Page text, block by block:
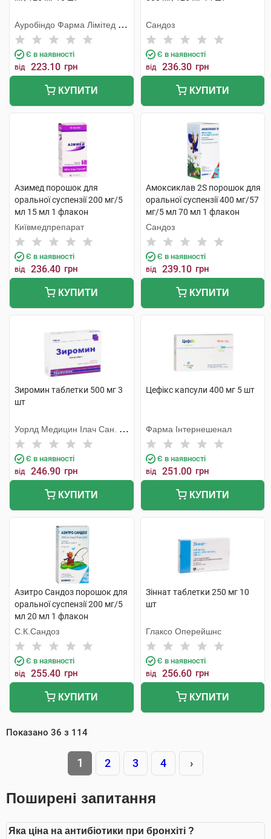
Ауробіндо Фарма Лімітед -
Юніт ІV
Є в наявності
від 223.10 грн
КУПИТИ
Сандоз
Є в наявності
від 236.30 грн
КУПИТИ
Азимед порошок для
оральної суспензії 200 мг/5
мл 15 мл 1 флакон
Київмедпрепарат
Є в наявності
від 236.40 грн
КУПИТИ
Амоксиклав 2S порошок для
оральної суспензії 400 мг/57
мг/5 мл 70 мл 1 флакон
Сандоз
Є в наявності
від 239.10 грн
КУПИТИ
Зиромин таблетки 500 мг 3
шт
Уорлд Медицин Ілач Сан. Ве
Тідж
Є в наявності
від 246.90 грн
КУПИТИ
Цефікс капсули 400 мг 5 шт
Фарма Інтернешенал
Є в наявності
від 251.00 грн
КУПИТИ
Азитро Сандоз порошок для
оральної суспензії 200 мг/5
мл 20 мл 1 флакон
С.К.Сандоз
Є в наявності
від 255.40 грн
КУПИТИ
Зіннат таблетки 250 мг 10
шт
Глаксо Оперейшнс
Є в наявності
від 256.60 грн
КУПИТИ
Показано 36 з 114
1 2 3 4 ›
Поширені запитання
Яка ціна на антибіотики при бронхіті ?